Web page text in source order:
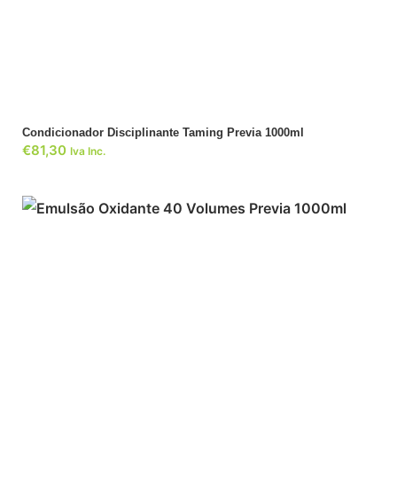
Condicionador Disciplinante Taming Previa 1000ml
€81,30 Iva Inc.